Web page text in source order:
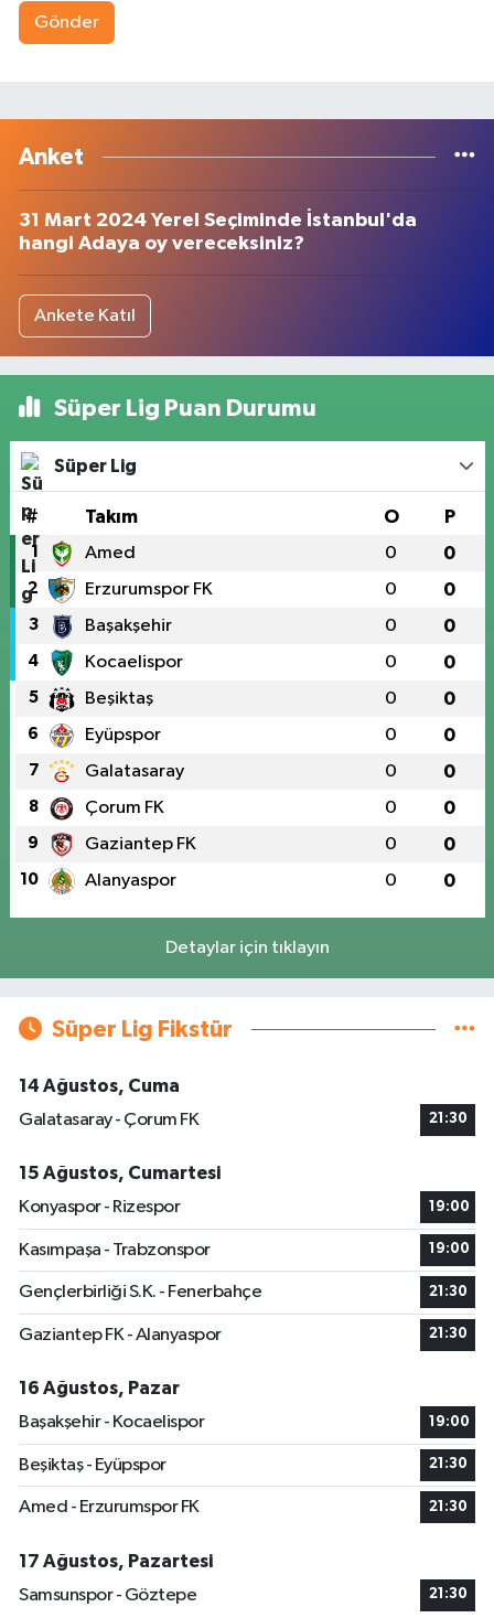
Gönder
Anket
31 Mart 2024 Yerel Seçiminde İstanbul'da
hangi Adaya oy vereceksiniz?
Ankete Katıl
Süper Lig Puan Durumu
Süper Lig
# Takım O P
1 Amed 0 0
2 Erzurumspor FK 0 0
3 Başakşehir 0 0
4 Kocaelispor 0 0
5 Beşiktaş 0 0
6 Eyüpspor 0 0
7 Galatasaray 0 0
8 Çorum FK 0 0
9 Gaziantep FK 0 0
10 Alanyaspor 0 0
Detaylar için tıklayın
Süper Lig Fikstür
14 Ağustos, Cuma
Galatasaray - Çorum FK
21:30
15 Ağustos, Cumartesi
Konyaspor - Rizespor
19:00
Kasımpaşa - Trabzonspor 19:00
Gençlerbirliği S.K. - Fenerbahçe 21:30
Gaziantep FK - Alanyaspor 21:30
16 Ağustos, Pazar
Başakşehir - Kocaelispor
19:00
Beşiktaş - Eyüpspor 21:30
Amed - Erzurumspor FK 21:30
17 Ağustos, Pazartesi
Samsunspor - Göztepe
21:30